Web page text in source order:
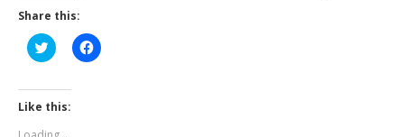
Share this:
Click
to
Twitter
(Opens
in
Click
to
Like this: